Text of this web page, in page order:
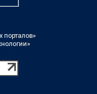
порталов»